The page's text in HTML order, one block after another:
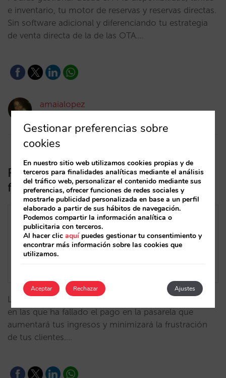
e inventario, tu motor de reservas y reservas directas.
Sin software adicional y diferenciando tu estrategia
de venta directa de la de las OTA.…
amaialopez
Recupera reservas rescatando pagos
fallidos en la plataforma de pagos
Lanzamos una funcionalidad para recuperar reservas
en las que ha fallado el pago en la pasarela que
aumentará tus ingresos y minimizará la frustración
de tus clientes.…
Gestionar preferencias sobre
cookies
En nuestro sitio web utilizamos cookies propias y de
terceros para finalidades analíticas mediante el análisis
del tráfico web, personalizar el contenido mediante sus
preferencias, ofrecer funciones de redes sociales y
mostrarle publicidad personalizada en base a un perfil
elaborado a partir de sus hábitos de navegación.
Podemos compartir la información analítica o
publicitaria con terceros.
Al hacer clicaquípuedes gestionar tu consentimiento y
encontrar más información sobre las cookies que
utilizamos.
Aceptar Ajustes
Rechazar